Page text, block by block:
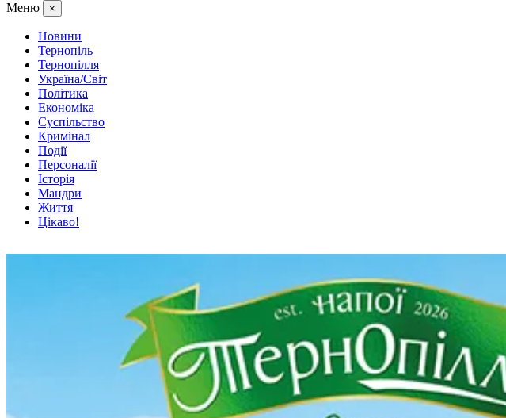
Меню ×
Новини
Тернопіль
Тернопілля
Україна/Світ
Політика
Економіка
Суспільство
Кримінал
Події
Персоналії
Історія
Мандри
Життя
Цікаво!